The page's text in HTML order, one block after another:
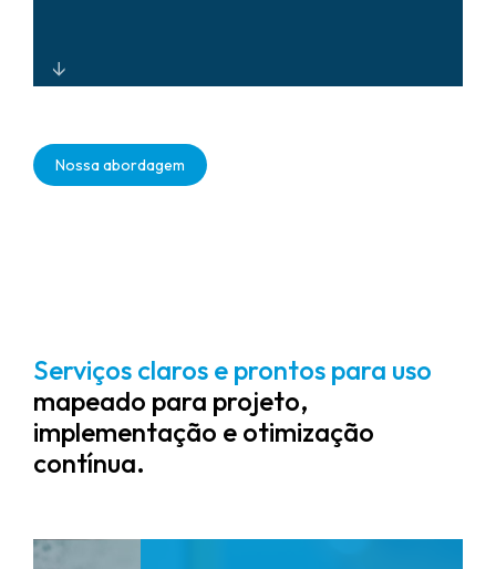
monitoramento de segurança
habilitadas para nuvem que
Nossa abordagem
Serviços claros e prontos para uso
mapeado para projeto,
implementação e otimização
contínua.